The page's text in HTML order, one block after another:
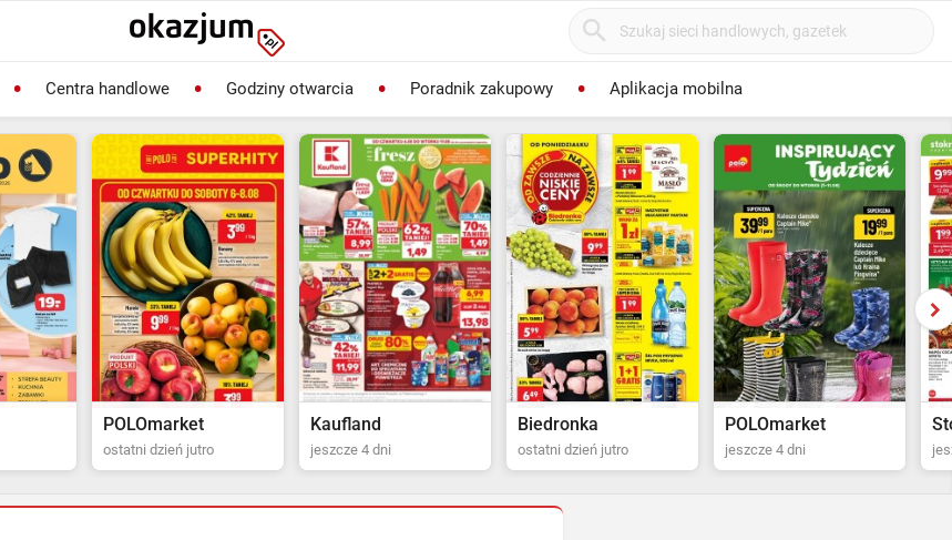
Centra handlowe Godziny otwarcia Poradnik zakupowy Aplikacja mobilna
Kaufland
jeszcze 4 dni
Biedronka
ostatni dzień jutro
POLOmarket
jeszcze 4 dni jeszcze 5 dni